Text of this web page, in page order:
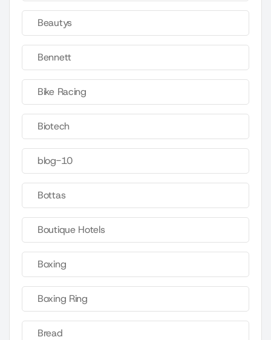
Beautys
Bennett
Bike Racing
Biotech
blog-10
Bottas
Boutique Hotels
Boxing
Boxing Ring
Bread